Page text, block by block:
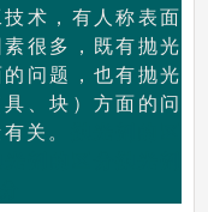
术，有人称表面
很多，既有抛光
问题，也有抛光
、块）方面的问
关。